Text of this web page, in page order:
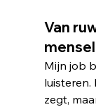
Van
Mijn job
luisteren.
zegt,